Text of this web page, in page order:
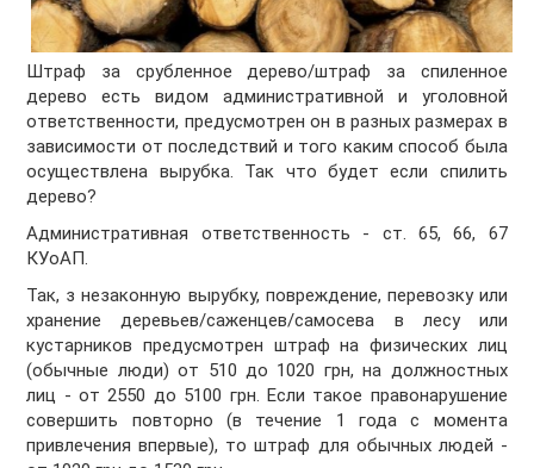
Штраф за срубленное дерево/штраф за спиленное
дерево есть видом административной и уголовной
ответственности, предусмотрен он в разных размерах в
зависимости от последствий и того каким способ была
осуществлена вырубка. Так что будет если спилить
дерево?
Административная ответственность - ст. 65, 66, 67
КУоАП.
Так, з незаконную вырубку, повреждение, перевозку или
хранение деревьев/саженцев/самосева в лесу или
кустарников предусмотрен штраф на физических лиц
(обычные люди) от 510 до 1020 грн, на должностных
лиц - от 2550 до 5100 грн. Если такое правонарушение
совершить повторно (в течение 1 года с момента
привлечения впервые), то штраф для обычных людей -